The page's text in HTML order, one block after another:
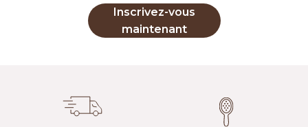
Inscrivez-vous
maintenant